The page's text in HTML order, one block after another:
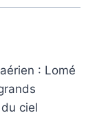
: Lomé
ciel